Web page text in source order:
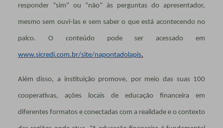
responder “sim” ou “não” às perguntas do apresentador,
mesmo sem ouvi-las e sem saber o que está acontecendo no
palco. O conteúdo pode ser acessado em
www.sicredi.com.br/site/napontadolapis.
Além disso, a instituição promove, por meio das suas 100
cooperativas, ações locais de educação financeira em
diferentes formatos e conectadas com a realidade e o contexto